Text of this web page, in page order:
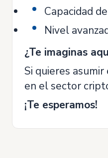
Capacidad
Nivel
¿Te imaginas
Si quieres
en el sector
¡Te esperamos!